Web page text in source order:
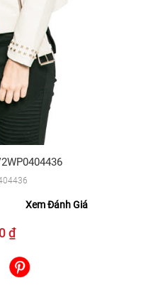
Xem Đánh Giá
₫